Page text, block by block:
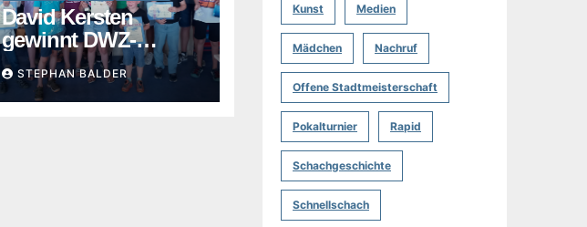
David Kersten
gewinnt DWZ-
Turnier
STEPHAN BALDER
Kunst Medien
Mädchen Nachruf
Offene Stadtmeisterschaft
Pokalturnier Rapid
Schachgeschichte
Schnellschach